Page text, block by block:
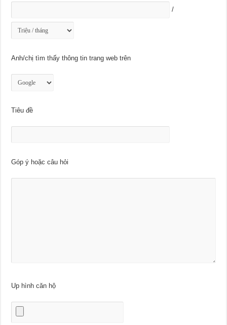
/
Anh/chị tìm thấy thông tin trang web trên
Tiêu đề
Góp ý hoặc câu hỏi
Up hình căn hộ